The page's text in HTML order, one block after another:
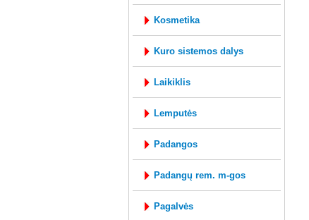
kosmetika
kuro sistemos dalys
laikiklis
lemputės
padangos
padangų rem. m-gos
pagalvės